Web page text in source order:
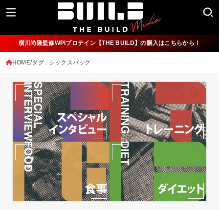
横川尚隆監修WPIプロテイン【THE BUILD】の購入はこちらから！
HOME タグ : シックスパック